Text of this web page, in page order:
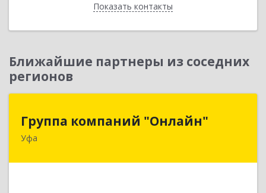
Показать контакты
Назад
Ближайшие партнеры из соседних
регионов
Группа компаний "Онлайн"
Уфа
Группа компаний "Онлайн"
450006, Башкортостан Респ, г.о. город Уфа, Уфа